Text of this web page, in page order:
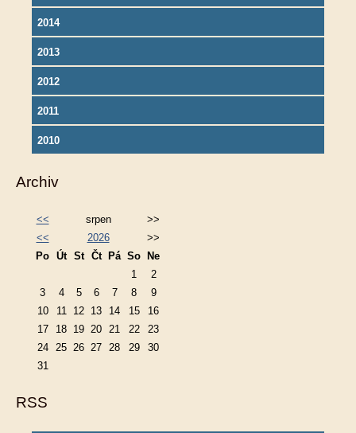
2014
2013
2012
2011
2010
Archiv
<< srpen
>>
<<
2026
>>
Po Út St Čt Pá So Ne
1
2
3
4 5 6 7 8
9
10
11 12 13 14 15
16
17
18 19 20 21 22
23
24
25 26 27 28 29
30
31
RSS